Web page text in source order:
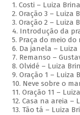
1. Costi – Luiza Brina
2. Oração 3 – Luiza
3. Oração 2 – Luiza
4. Introdução da
5. Praça do meio
6. Da janela – Luiza
7. Remanso –
8. Olvidé – Luiza
9. Oração 1 – Luiza
10. Neve sobre o
11. Oração 11 –
12. Casa na areia –
13. Tão tá – Luiza